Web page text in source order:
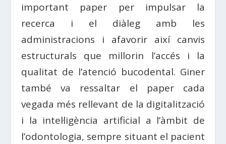
important paper per impulsar la
recerca i el diàleg amb les
administracions i afavorir així canvis
estructurals que millorin l’accés i la
qualitat de l’atenció bucodental. Giner
també va ressaltar el paper cada
vegada més rellevant de la digitalització
i la intel·ligència artificial a l’àmbit de
l’odontologia, sempre situant el pacient